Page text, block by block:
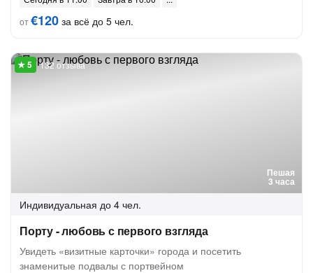
от€120 за всё до 5 чел.
Пешая
3 часа
132 отзыва
Индивидуальная до 4 чел.
Порту - любовь с первого взгляда
Увидеть «визитные карточки» города и посетить
знаменитые подвалы с портвейном